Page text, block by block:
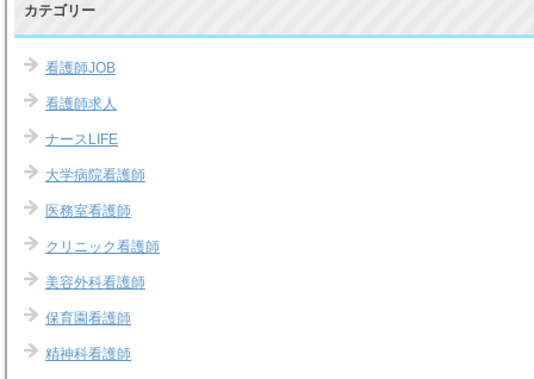
カテゴリー
看護師JOB
看護師求人
ナースLIFE
大学病院看護師
医務室看護師
クリニック看護師
美容外科看護師
保育園看護師
精神科看護師